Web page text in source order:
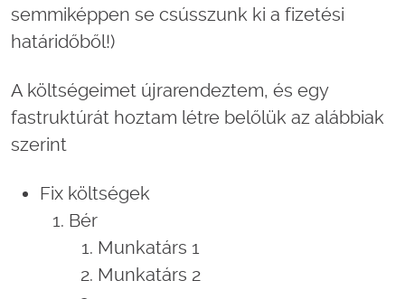
semmiképpen se csússzunk ki a fizetési
határidőből!)
A költségeimet újrarendeztem, és egy
fastruktúrát hoztam létre belőlük az alábbiak
szerint
Fix költségek
Bér
Munkatárs 1
Munkatárs 2